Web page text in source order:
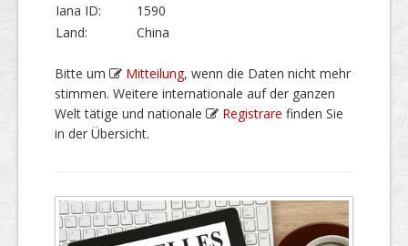
Iana ID:
1590
Land:
China
Bitte um Mitteilung, wenn die Daten nicht mehr
stimmen. Weitere internationale auf der ganzen
Welt tätige und nationale
Registrare finden Sie
in der Übersicht.